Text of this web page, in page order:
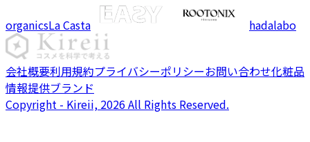
organicsLa Casta hadalabo
会社概要利用規約プライバシーポリシーお問い合わせ化粧品
情報提供ブランド
Copyright - Kireii, 2026 All Rights Reserved.